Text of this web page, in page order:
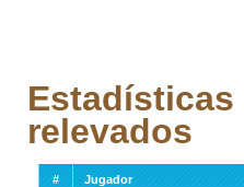
relevados
#
Jugador